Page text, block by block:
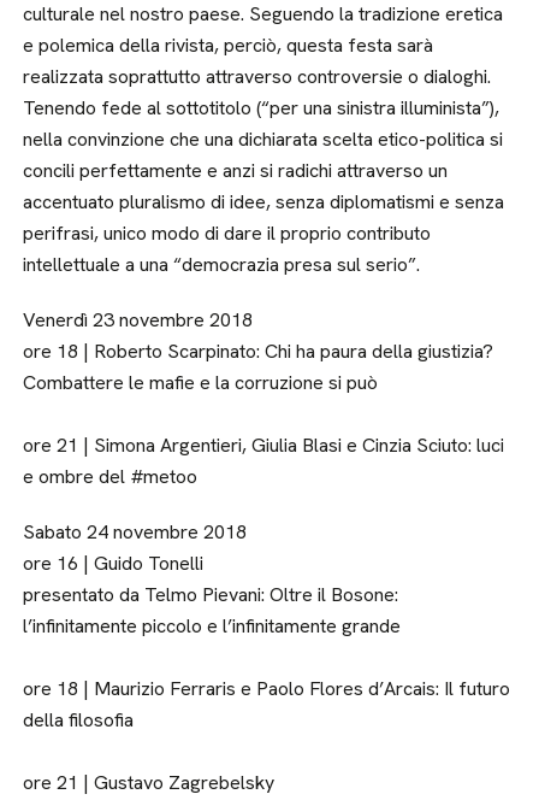
culturale nel nostro paese. Seguendo la tradizione eretica
e polemica della rivista, perciò, questa festa sarà
realizzata soprattutto attraverso controversie o dialoghi.
Tenendo fede al sottotitolo (“per una sinistra illuminista”),
nella convinzione che una dichiarata scelta etico-politica si
concili perfettamente e anzi si radichi attraverso un
accentuato pluralismo di idee, senza diplomatismi e senza
perifrasi, unico modo di dare il proprio contributo
intellettuale a una “democrazia presa sul serio”.
Venerdì 23 novembre 2018
ore 18 | Roberto Scarpinato: Chi ha paura della giustizia?
Combattere le mafie e la corruzione si può
ore 21 | Simona Argentieri, Giulia Blasi e Cinzia Sciuto: luci
e ombre del #metoo
Sabato 24 novembre 2018
ore 16 | Guido Tonelli
presentato da Telmo Pievani: Oltre il Bosone:
l’infinitamente piccolo e l’infinitamente grande
ore 18 | Maurizio Ferraris e Paolo Flores d’Arcais: Il futuro
della filosofia
ore 21 | Gustavo Zagrebelsky